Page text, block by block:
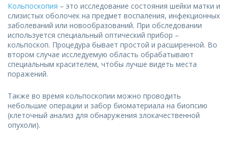
Кольпоскопия – это исследование состояния шейки матки и
слизистых оболочек на предмет воспаления, инфекционных
заболеваний или новообразований. При обследовании
используется специальный оптический прибор –
кольпоскоп. Процедура бывает простой и расширенной. Во
втором случае исследуемую область обрабатывают
специальным красителем, чтобы лучше видеть места
поражений.
Также во время кольпоскопии можно проводить
небольшие операции и забор биоматериала на биопсию
(клеточный анализ для обнаружения злокачественной
опухоли).